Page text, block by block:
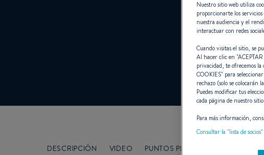
DESCRIPCIÓN VIDEO PUNTOS PRINCIPALES
Nuestro sitio web utiliza
proporcionarte los
nuestra audiencia y el
interactuar con redes
Cuando visitas el sitio, se
Al hacer clic en "
privacidad, te ofrecemos
COOKIES" para
rechazo (solo se colocarán
Puedes modificar tus
cada página de nuestro
Para más información,
Consultar la "lista de socios"